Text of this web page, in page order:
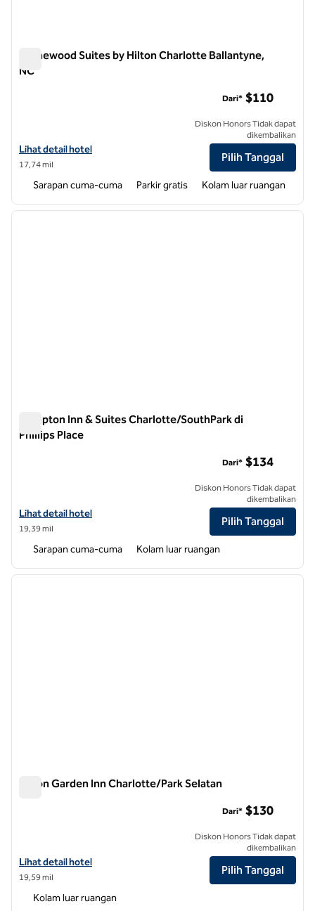
Homewood Suites by Hilton Charlotte Ballantyne,
NC
Lihat detail hotel untuk Homewood Suites by Hilton Charlotte
Lihat detail hotel
17,74 mil
Dari* $110
Diskon Honors Tidak dapat
dikembalikan
Pilih Tanggal
Sarapan cuma-cuma Parkir gratis Kolam luar ruangan
1 dari 12
Hampton Inn & Suites Charlotte/SouthPark di
Phillips Place
Lihat detail hotel untuk Hampton Inn & Suites Charlotte/SouthPark
Lihat detail hotel
19,39 mil
Dari* $134
Diskon Honors Tidak dapat
dikembalikan
Pilih Tanggal
Sarapan cuma-cuma Kolam luar ruangan
1 dari 12
Hilton Garden Inn Charlotte/Park Selatan
Lihat detail hotel untuk Hilton Garden Inn Charlotte/SouthPark
Lihat detail hotel
19,59 mil
Dari* $130
Diskon Honors Tidak dapat
dikembalikan
Pilih Tanggal
Kolam luar ruangan